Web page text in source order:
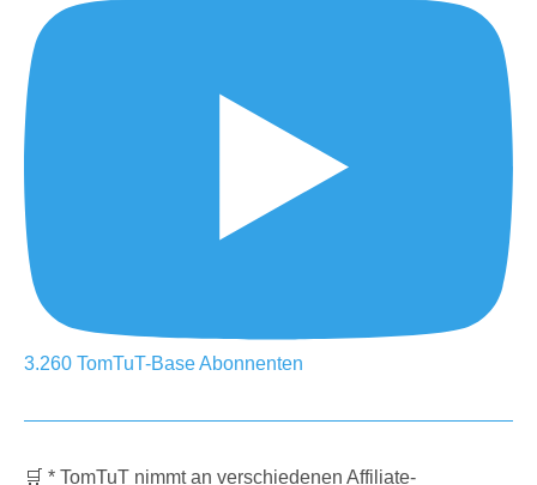
3.260 TomTuT-BaseAbonnenten
🛒 * TomTuT nimmt an verschiedenen Affiliate-